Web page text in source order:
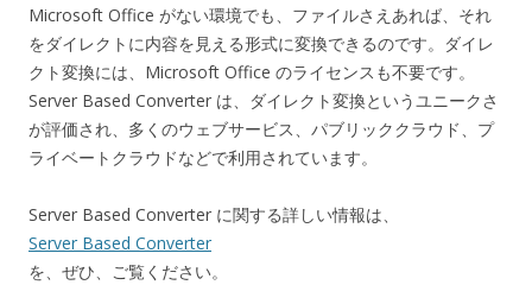
Microsoft Office がない環境でも、ファイルさえあれば、それ
をダイレクトに内容を見える形式に変換できるのです。ダイレ
クト変換には、Microsoft Office のライセンスも不要です。
Server Based Converter は、ダイレクト変換というユニークさ
が評価され、多くのウェブサービス、パブリッククラウド、プ
ライベートクラウドなどで利用されています。
Server Based Converter に関する詳しい情報は、
Server Based Converter
を、ぜひ、ご覧ください。